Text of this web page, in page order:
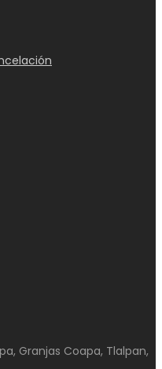
Granjas Coapa, Tlalpan,